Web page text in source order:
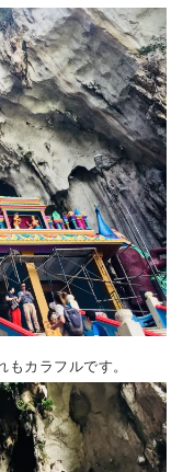
カラフルです。